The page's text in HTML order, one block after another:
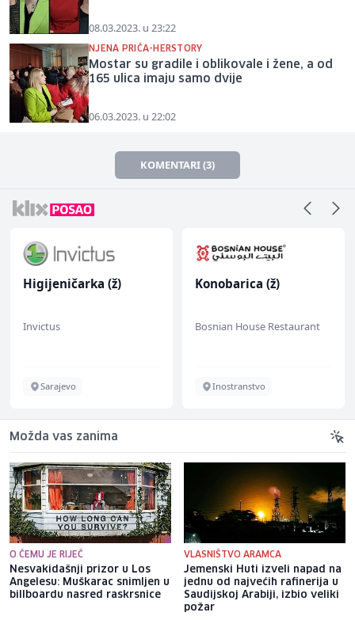
08.03.2023. u 23:22
NJENA PRIČA-HERSTORY
Mostar su gradile i oblikovale i žene, a od
165 ulica imaju samo dvije
06.03.2023. u 22:02
KOMENTARI (3)
Higijeničarka (ž)
Invictus
Sarajevo
Konobarica (ž)
Bosnian House Restaurant
Inostranstvo
Možda vas zanima
O ČEMU JE RIJEČ
Nesvakidašnji prizor u Los
Angelesu: Muškarac snimljen u
billboardu nasred raskrsnice
VLASNIŠTVO ARAMCA
Jemenski Huti izveli napad na
jednu od najvećih rafinerija u
Saudijskoj Arabiji, izbio veliki
požar